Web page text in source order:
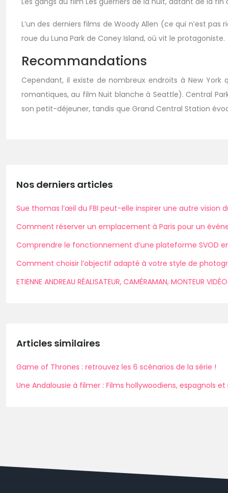
L’un des derniers films de Woody Allen (ce qui n’est
roue du Luna Park de Coney Island, où vit le protagoniste.
Recommandations
Cependant, il existe de nombreux endroits à New
romantiques, au film Nuit blanche à Seattle). Central
son petit-déjeuner, tandis que Grand Central Station
Nos derniers articles
Sue thomas l’œil du FBI peut-elle inspirer une autre vision
Comment réserver un emplacement à Paris pour un
Comprendre le fonctionnement d’une plateforme SVOD
Comment choisir l’objectif adapté à votre style de
ETIENNE ANDREAU RÉALISATEUR, CAMÉRAMAN, MONTEUR
Articles similaires
Game of Thrones : retrouvez les 6 scénarios de la série !
Une Andalousie à filmer : Films hollywoodiens, espagnols